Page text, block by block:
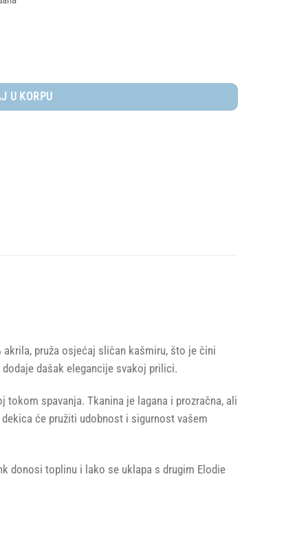
U KORPU
pruža osjećaj sličan kašmiru, što je čini
dašak elegancije svakoj prilici.
spavanja. Tkanina je lagana i prozračna, ali
će pružiti udobnost i sigurnost vašem
donosi toplinu i lako se uklapa s drugim Elodie